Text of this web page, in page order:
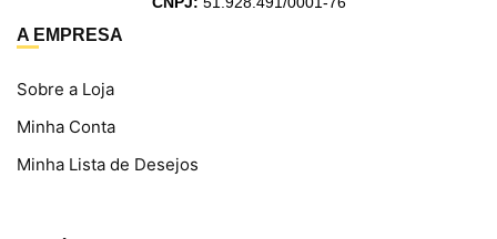
A EMPRESA
Sobre a Loja
Minha Conta
Minha Lista de Desejos